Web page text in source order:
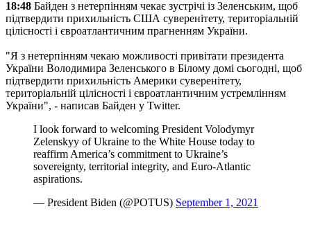
18:48 Байден з нетерпінням чекає зустрічі із Зеленським, щоб
підтвердити прихильність США суверенітету, територіальній
цілісності і євроатлантичним прагненням України.
"Я з нетерпінням чекаю можливості привітати президента
України Володимира Зеленського в Білому домі сьогодні, щоб
підтвердити прихильність Америки суверенітету,
територіальній цілісності і євроатлантичним устремлінням
України", - написав Байден у Twitter.
I look forward to welcoming President Volodymyr
Zelenskyy of Ukraine to the White House today to
reaffirm America’s commitment to Ukraine’s
sovereignty, territorial integrity, and Euro-Atlantic
aspirations.
— President Biden (@POTUS) September 1, 2021